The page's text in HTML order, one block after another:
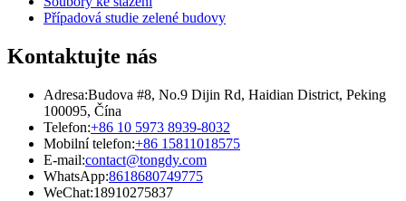
Případová studie zelené budovy
Kontaktujte nás
Adresa:Budova #8, No.9 Dijin Rd, Haidian District, Peking
100095, Čína
Telefon:+86 10 5973 8939-8032
Mobilní telefon:+86 15811018575
E-mail:contact@tongdy.com
WhatsApp:8618680749775
WeChat:18910275837